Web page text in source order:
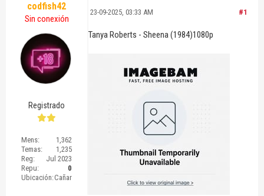
codfish42
Sin conexión
Registrado
Mens:
1,362
Temas:
1,235
Reg:
Jul 2023
Repu:
0
Ubicación:Cañar
#1
23-09-2025, 03:33 AM
Tanya Roberts - Sheena (1984)1080p